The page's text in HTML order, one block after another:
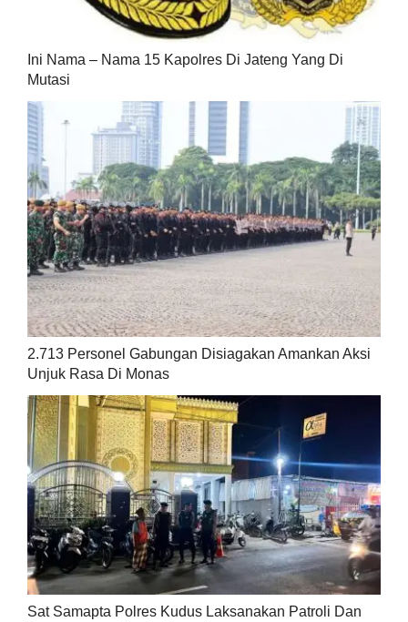
Ini Nama – Nama 15 Kapolres Di Jateng Yang Di
Mutasi
2.713 Personel Gabungan Disiagakan Amankan Aksi
Unjuk Rasa Di Monas
Sat Samapta Polres Kudus Laksanakan Patroli Dan